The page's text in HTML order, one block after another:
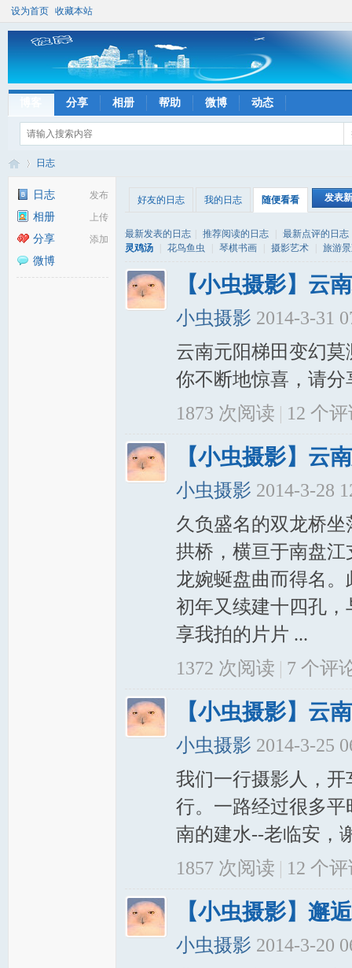
设为首页 收藏本站
分享 相册 帮助 微博 动态
日志
发布
日志
上传
相册
添加
分享
微博
好友的日志 我的日志 随便看看 发表
最新发表的日志 推荐阅读的日志
最新点评的日志
灵鸡汤
花鸟鱼虫 琴棋书画 摄影艺术 旅游
【小虫摄影】云
小虫摄影 2014-3-31
云南元阳梯田变幻
你不断地惊喜，请分
1873 次阅读 | 12 个评
【小虫摄影】云
小虫摄影 2014-3-28
久负盛名的双龙桥
拱桥，横亘于南盘
龙婉蜒盘曲而得名
初年又续建十四孔
享我拍的片片 ...
1372 次阅读 | 7个评
【小虫摄影】云
小虫摄影 2014-3-25
我们一行摄影人，
行。一路经过很多
南的建水--老临安，
1857 次阅读 | 12 个评
【小虫摄影】邂
小虫摄影 2014-3-20